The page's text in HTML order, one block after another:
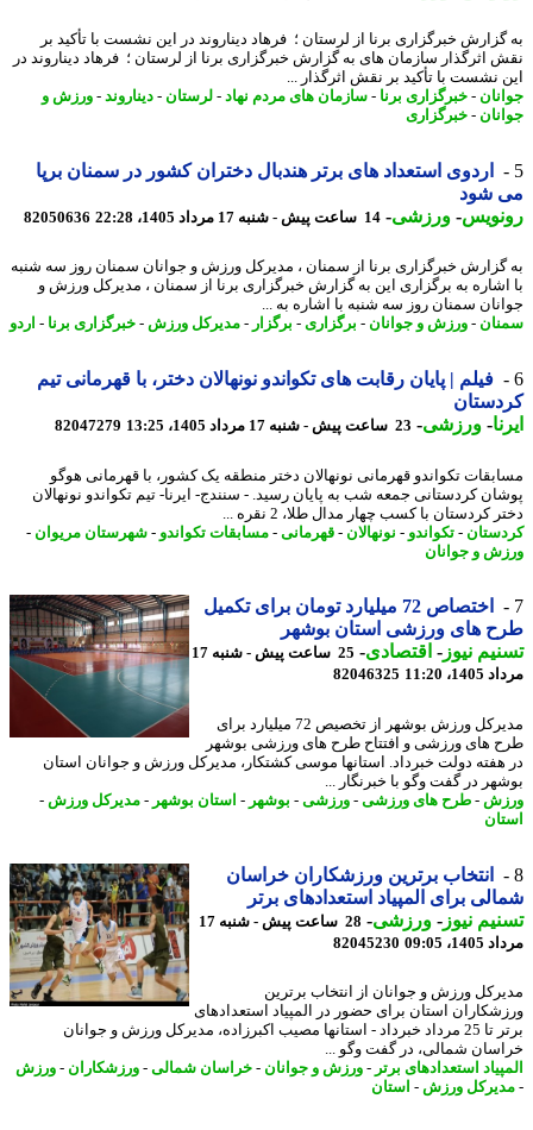
خبرگزاری برنا از لرستان ؛ فرهاد دیناروند در این نشست با تأکید بر
اثرگذار سازمان های به گزارش خبرگزاری برنا از لرستان ؛ فرهاد دیناروند در
نشست با تأکید بر نقش اثرگذار ...
-خبرگزاری برنا-سازمان های مردم نهاد -لرستان-دیناروند-ورزش و
-خبرگزاری
اردوی استعداد های برتر هندبال دختران کشور در سمنان برپا
شود
-ورزشی-14 ساعت پیش - شنبه 17 مرداد 1405، 22:28 82050636
خبرگزاری برنا از سمنان ، مدیرکل ورزش و جوانان سمنان روز سه شنبه
به برگزاری این به گزارش خبرگزاری برنا از سمنان ، مدیرکل ورزش و
سمنان روز سه شنبه با اشاره به ...
-ورزش و جوانان-برگزاری - برگزار - مدیرکل ورزش -خبرگزاری برنا-اردو
فیلم | پایان رقابت های تکواندو نونهالان دختر، با قهرمانی تیم
-ورزشی-23 ساعت پیش - شنبه 17 مرداد 1405، 13:25 82047279
تکواندو قهرمانی نونهالان دختر منطقه یک کشور، با قهرمانی هوگو
کردستانی جمعه شب به پایان رسید. - سنندج- ایرنا- تیم تکواندو نونهالان
کردستان با کسب چهار مدال طلا، 2 نقره ...
-تکواندو-نونهالان-قهرمانی-مسابقات تکواندو-شهرستان مریوان -
و جوانان
اختصاص 72 میلیارد تومان برای تکمیل
های ورزشی استان بوشهر
نیوز-اقتصادی-
25 ساعت پیش - شنبه 17
11:20
82046325
مدیرکل ورزش بوشهر از تخصیص 72 میلیارد برای
های ورزشی و افتتاح طرح های ورزشی بوشهر
دولت خبرداد. استانها موسی کشتکار، مدیرکل ورزش و جوانان استان
در گفت وگو با خبرنگار ...
-طرح های ورزشی -ورزشی -بوشهر-استان بوشهر-مدیرکل ورزش -
انتخاب برترین ورزشکاران خراسان
برای المپیاد استعدادهای برتر
نیوز-ورزشی-
28 ساعت پیش - شنبه 17
09:05
82045230
ورزش و جوانان از انتخاب برترین
استان برای حضور در المپیاد استعدادهای
برتر تا 25 مرداد خبرداد - استانها مصیب اکبرزاده، مدیرکل ورزش و جوانان
شمالی، در گفت وگو ...
استعدادهای برتر - ورزش و جوانان-خراسان شمالی-ورزشکاران-
ورزش
ورزش -استان